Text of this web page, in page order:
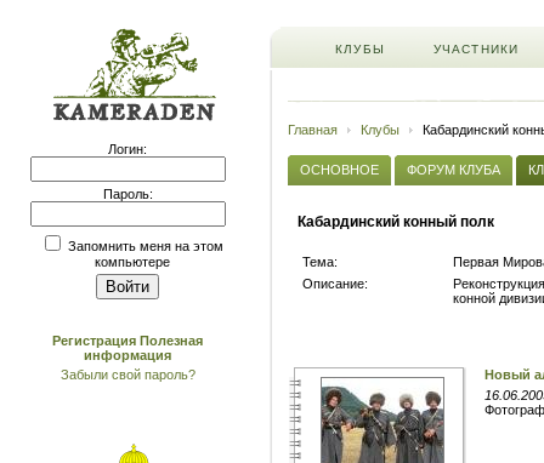
Логин:
Пароль:
Запомнить меня на этом
компьютере
Регистрация Полезная
информация
Забыли свой пароль?
КЛУБЫ УЧАСТНИКИ
Главная Клубы Кабардинский
ОСНОВНОЕ ФОРУМ КЛУБА
Кабардинский конный полк
Тема:
Первая
Описание:
конной
Новый